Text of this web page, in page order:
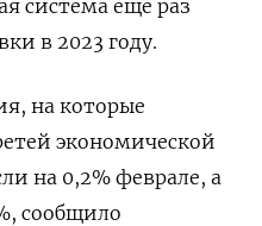
система еще раз
в 2023 году.
на которые
экономической
на 0,2% феврале, а
сообщило